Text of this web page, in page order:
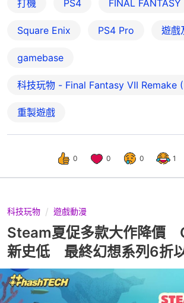
打機 PS4 FINAL FANTASY
Square Enix PS4 Pro 遊戲
gamebase
科技玩物 - Final Fantasy VII Remake
重製遊戲
0 0 0 1
科技玩物 遊戲動漫
Steam夏促多款大作降價
新史低 最終幻想系列6折